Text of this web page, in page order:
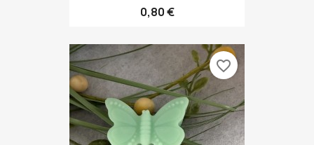
0,80 €
favorite_border